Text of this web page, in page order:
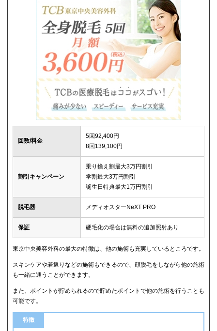
回数/料金
5回92,400円
8回139,100円
割引キャンペーン
乗り換え割最大3万円割引
学割最大3万円割引
誕生日特典最大1万円割引
脱毛器 メディオスターNeXT PRO
保証 硬毛化の場合は無料の追加照射あり
東京中央美容外科の最大の特徴は、他の施術も充実しているところです。
スキンケアや若返りなどの施術もできるので、顔脱毛をしながら他の施術
も一緒に通うことができます。
また、ポイントが貯められるので貯めたポイントで他の施術を行うことも
可能です。
特徴